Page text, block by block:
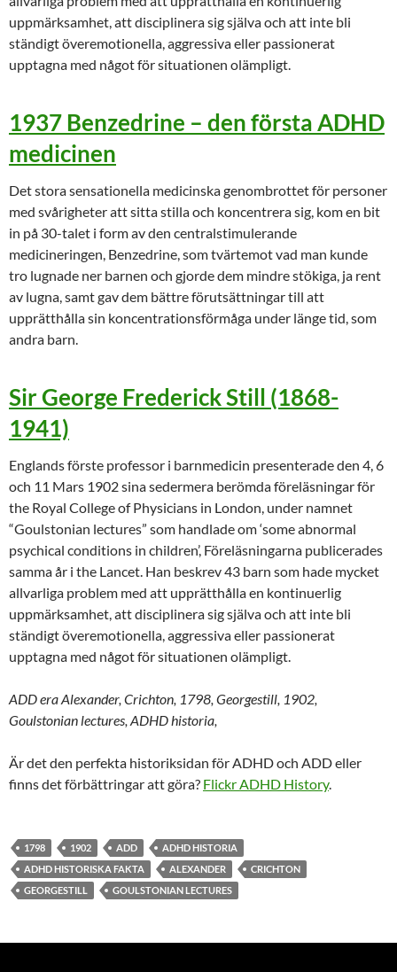
uppmärksamhet, att disciplinera sig själva och att inte bli
ständigt överemotionella, aggressiva eller passionerat
upptagna med något för situationen olämpligt.
1937 Benzedrine – den första ADHD
medicinen
Det stora sensationella medicinska genombrottet för personer
med svårigheter att sitta stilla och koncentrera sig, kom en bit
in på 30-talet i form av den centralstimulerande
medicineringen, Benzedrine, som tvärtemot vad man kunde
tro lugnade ner barnen och gjorde dem mindre stökiga, ja rent
av lugna, samt gav dem bättre förutsättningar till att
upprätthålla sin koncentrationsförmåga under länge tid, som
andra barn.
Sir George Frederick Still (1868-
1941)
Englands förste professor i barnmedicin presenterade den 4, 6
och 11 Mars 1902 sina sedermera berömda föreläsningar för
the Royal College of Physicians in London, under namnet
“Goulstonian lectures” som handlade om ‘some abnormal
psychical conditions in children’, Föreläsningarna publicerades
samma år i the Lancet. Han beskrev 43 barn som hade mycket
allvarliga problem med att upprätthålla en kontinuerlig
uppmärksamhet, att disciplinera sig själva och att inte bli
ständigt överemotionella, aggressiva eller passionerat
upptagna med något för situationen olämpligt.
ADD era Alexander, Crichton, 1798, Georgestill, 1902,
Goulstonian lectures, ADHD historia,
Är det den perfekta historiksidan för ADHD och ADD eller
finns det förbättringar att göra? Flickr ADHD History.
1798 1902 ADD
ADHD HISTORIA
ADHD HISTORISKA FAKTA
ALEXANDER
CRICHTON
GEORGESTILL
GOULSTONIAN LECTURES